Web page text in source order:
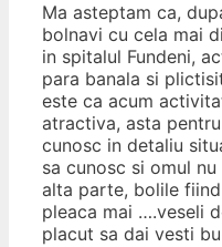
Ma asteptam ca,
bolnavi cu cela mai
in spitalul Fundeni,
para banala si
este ca acum
atractiva, asta
cunosc in detaliu
sa cunosc si omul
alta parte, bolile
pleaca mai ….veseli
placut sa dai vesti